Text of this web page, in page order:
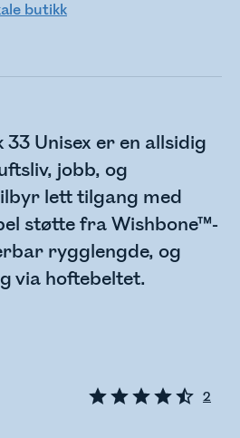
butikk
Unisex er en allsidig
jobb, og
lett tilgang med
støtte fra Wishbone™-
rygglengde, og
via hoftebeltet.
2